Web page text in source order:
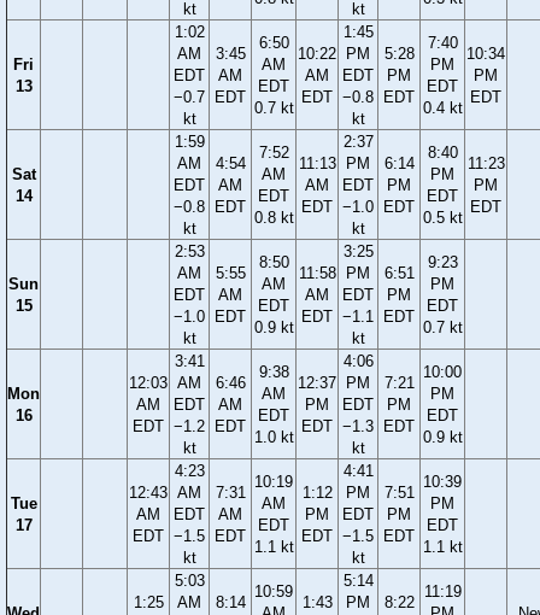
kt kt
Fri
13
1:02
AM
EDT
−0.7
kt
3:45
AM
EDT
6:50
AM
EDT
0.7 kt
10:22
AM
EDT
1:45
PM
EDT
−0.8
kt
5:28
PM
EDT
7:40
PM
EDT
0.4 kt
10:34
PM
EDT
Sat
14
1:59
AM
EDT
−0.8
kt
4:54
AM
EDT
7:52
AM
EDT
0.8 kt
11:13
AM
EDT
2:37
PM
EDT
−1.0
kt
6:14
PM
EDT
8:40
PM
EDT
0.5 kt
11:23
PM
EDT
Sun
15
2:53
AM
EDT
−1.0
kt
5:55
AM
EDT
8:50
AM
EDT
0.9 kt
11:58
AM
EDT
3:25
PM
EDT
−1.1
kt
6:51
PM
EDT
9:23
PM
EDT
0.7 kt
Mon
16
12:03
AM
EDT
3:41
AM
EDT
−1.2
kt
6:46
AM
EDT
9:38
AM
EDT
1.0 kt
12:37
PM
EDT
4:06
PM
EDT
−1.3
kt
7:21
PM
EDT
10:00
PM
EDT
0.9 kt
Tue
17
12:43
AM
EDT
4:23
AM
EDT
−1.5
kt
7:31
AM
EDT
10:19
AM
EDT
1.1 kt
1:12
PM
EDT
4:41
PM
EDT
−1.5
kt
7:51
PM
EDT
10:39
PM
EDT
1.1 kt
1:25
5:03
AM
8:14
10:59
1:43
5:14
PM
8:22
11:19